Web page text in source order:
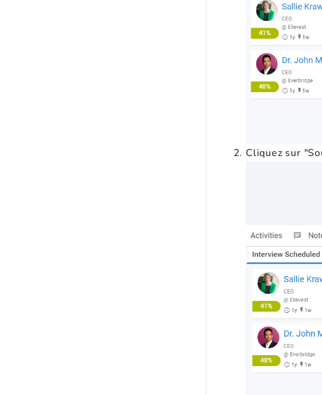
Cliquez sur